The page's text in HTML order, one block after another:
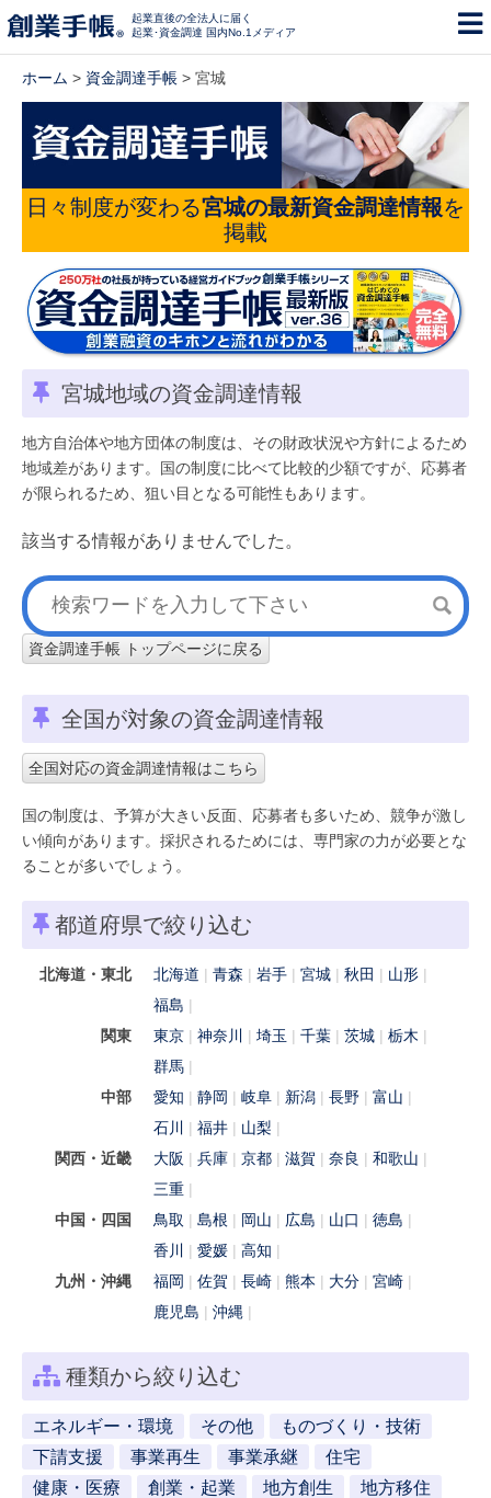
起業直後の全法人に届く
起業･資金調達 国内No.1メディア
ホーム > 資金調達手帳 > 宮城
日々制度が変わる宮城の最新資金調達情報を
掲載
宮城地域の資金調達情報
地方自治体や地方団体の制度は、その財政状況や方針によるため
地域差があります。国の制度に比べて比較的少額ですが、応募者
が限られるため、狙い目となる可能性もあります。
該当する情報がありませんでした。
資金調達手帳 トップページに戻る
全国が対象の資金調達情報
全国対応の資金調達情報はこちら
国の制度は、予算が大きい反面、応募者も多いため、競争が激し
い傾向があります。採択されるためには、専門家の力が必要とな
ることが多いでしょう。
都道府県で絞り込む
北海道・東北 北海道 青森 岩手 宮城 秋田
山形
福島
関東
東京 神奈川 埼玉 千葉 茨城
栃木
群馬
中部
愛知 静岡 岐阜 新潟 長野
富山
石川
福井
山梨
関西・近畿
大阪 兵庫 京都 滋賀 奈良
和歌山
三重
中国・四国
鳥取 島根 岡山 広島 山口
徳島
香川
愛媛
高知
九州・沖縄
福岡 佐賀 長崎 熊本 大分
宮崎
鹿児島
沖縄
種類から絞り込む
エネルギー・環境 その他
ものづくり・技術
下請支援
事業再生 事業承継
住宅
健康・医療
創業・起業 地方創生
地方移住